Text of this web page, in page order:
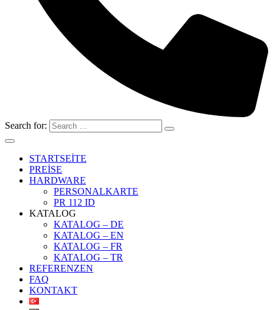
Search for:
STARTSEİTE
PREİSE
HARDWARE
PERSONALKARTE
PR 112 ID
KATALOG
KATALOG – DE
KATALOG – EN
KATALOG – FR
KATALOG – TR
REFERENZEN
FAQ
KONTAKT